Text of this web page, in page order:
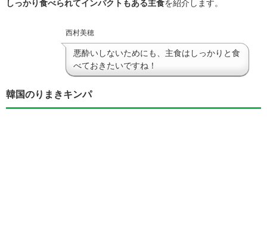
しっかり食べられてインパクトもある主食を紹介します。
西村美穂
悪酔いしないためにも、主食はしっかりと食
べておきたいですね！
韓国のりまきキンパ